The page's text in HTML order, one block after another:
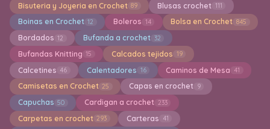
Bisuteria y Joyeria en Crochet 89 Blusas crochet 111
Boinas en Crochet 12 Boleros 14 Bolsa en Crochet 845
Bordados 12 Bufanda a crochet 32
Bufandas Knitting 15 Calcados tejidos 19
Calcetines 46 Calentadores 16 Caminos de Mesa 41
Camisetas en Crochet 25 Capas en crochet 9
Capuchas 50 Cardigan a crochet 233
Carpetas en crochet 293 Carteras 41